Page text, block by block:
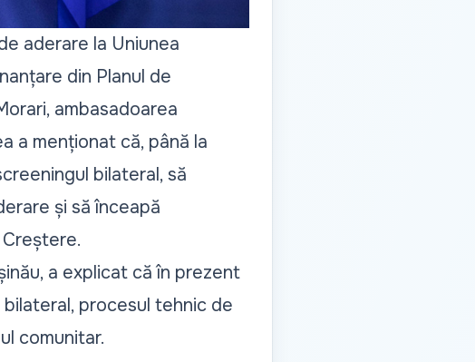
aderare la Uniunea
din Planul de
ambasadoarea
a menționat că, până la
bilateral, să
și să înceapă
a explicat că în prezent
procesul tehnic de
comunitar.